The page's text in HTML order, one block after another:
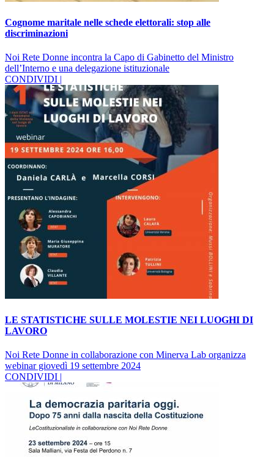
Cognome maritale nelle schede elettorali: stop alle
discriminazioni
Noi Rete Donne incontra la Capo di Gabinetto del Ministro
dell’Interno e una delegazione istituzionale
CONDIVIDI |
LE STATISTICHE SULLE MOLESTIE NEI LUOGHI DI
LAVORO
Noi Rete Donne in collaborazione con Minerva Lab organizza
webinar giovedì 19 settembre 2024
CONDIVIDI |